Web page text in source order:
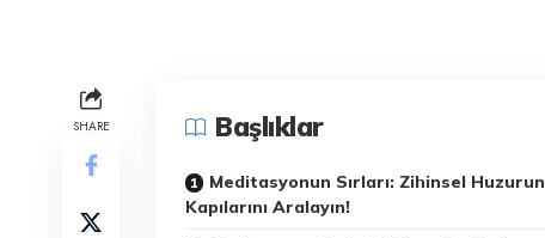
SHARE Başlıklar
Meditasyonun Sırları: Zihinsel Huzurun
Kapılarını Aralayın!